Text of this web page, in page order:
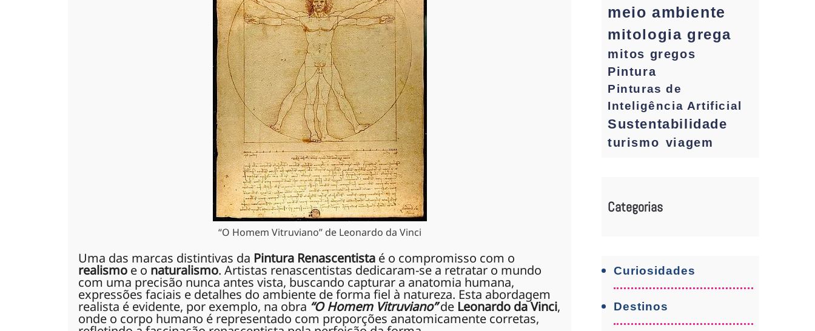
“O Homem Vitruviano” de Leonardo da Vinci
Uma das marcas distintivas da Pintura Renascentista é o compromisso com o
realismo e o naturalismo. Artistas renascentistas dedicaram-se a retratar o mundo
com uma precisão nunca antes vista, buscando capturar a anatomia humana,
expressões faciais e detalhes do ambiente de forma fiel à natureza. Esta abordagem
realista é evidente, por exemplo, na obra “O Homem Vitruviano”de Leonardo da Vinci,
onde o corpo humano é representado com proporções anatomicamente corretas,
meio ambiente
mitologia grega
mitos gregos
Pintura
Pinturas de
Inteligência Artificial
Sustentabilidade
turismo viagem
Categorias
Curiosidades
Destinos